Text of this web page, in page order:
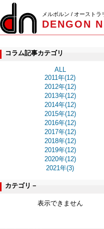
メルボルン / オーストラ
DENGON
コラム記事カテゴリ
ALL
2011年(12)
2012年(12)
2013年(12)
2014年(12)
2015年(12)
2016年(12)
2017年(12)
2018年(12)
2019年(12)
2020年(12)
2021年(3)
カテゴリ－
表示できません